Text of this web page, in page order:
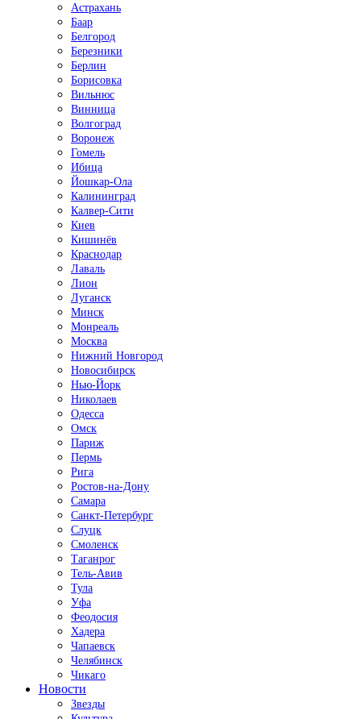
Астрахань
Баар
Белгород
Березники
Берлин
Борисовка
Вильнюс
Винница
Волгоград
Воронеж
Гомель
Ибица
Йошкар-Ола
Калининград
Калвер-Сити
Киев
Кишинёв
Краснодар
Лаваль
Лион
Луганск
Минск
Монреаль
Москва
Нижний Новгород
Новосибирск
Нью-Йорк
Николаев
Одесса
Омск
Париж
Пермь
Рига
Ростов-на-Дону
Самара
Санкт-Петербург
Слуцк
Смоленск
Таганрог
Тель-Авив
Тула
Уфа
Феодосия
Хадера
Чапаевск
Челябинск
Чикаго
Новости
Звезды